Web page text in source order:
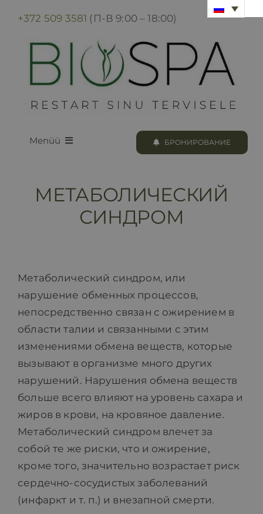
content
+372 509 3581 (П-В 9:00 – 18:00)
Menüü
ПРОГРАММЫ И ПРОЦЕДУРЫ
БЛОГ
МАГАЗИН
КОНТАКТ
БРОНИРОВАНИЕ
МЕТАБОЛИЧЕСКИЙ
СИНДРОМ
Метаболический синдром, или
нарушение обменных процессов,
непосредственно связан с ожирением в
области талии и связанными с этим
изменениями обмена веществ, которые
вызывают в организме много других
нарушений. Нарушения обмена веществ
больше всего влияют на уровень сахара и
жиров в крови, на кровяное давление.
Метаболический синдром влечет за
собой те же риски, что и ожирение,
кроме того, значительно возрастает риск
сердечно-сосудистых заболеваний
(инфаркт и т. п.) и внезапной смерти.